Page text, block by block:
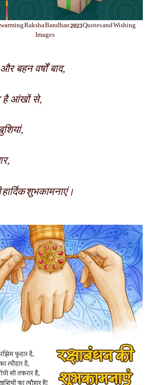
Raksha Bandhan 2023 Quotes and Wishing
Images
बहन वर्षों बाद,
है आंखों से,
हार्दिक शुभकामनाएं।